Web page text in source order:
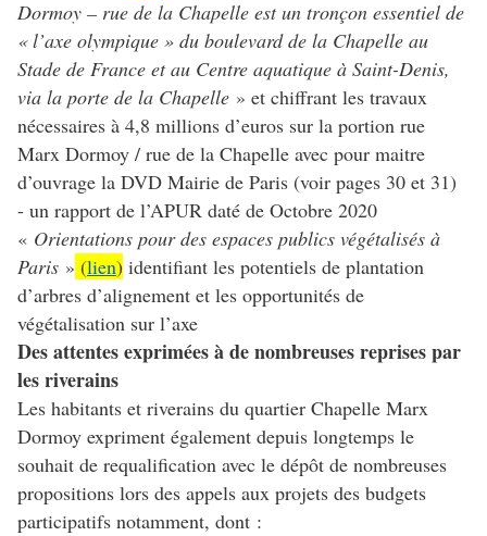
Dormoy – rue de la Chapelle est un tronçon essentiel de
« l’axe olympique » du boulevard de la Chapelle au
Stade de France et au Centre aquatique à Saint-Denis,
via la porte de la Chapelle » et chiffrant les travaux
nécessaires à 4,8 millions d’euros sur la portion rue
Marx Dormoy / rue de la Chapelle avec pour maitre
d’ouvrage la DVD Mairie de Paris (voir pages 30 et 31)
- un rapport de l’APUR daté de Octobre 2020
« Orientations pour des espaces publics végétalisés à
Paris » (lien) identifiant les potentiels de plantation
d’arbres d’alignement et les opportunités de
végétalisation sur l’axe
Des attentes exprimées à de nombreuses reprises par
les riverains
Les habitants et riverains du quartier Chapelle Marx
Dormoy expriment également depuis longtemps le
souhait de requalification avec le dépôt de nombreuses
propositions lors des appels aux projets des budgets
participatifs notamment, dont :